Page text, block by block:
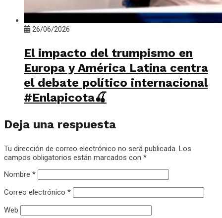
26/06/2026
El impacto del trumpismo en
Europa y América Latina centra
el debate político internacional
#Enlapicota🍒
Deja una respuesta
Tu dirección de correo electrónico no será publicada. Los
campos obligatorios están marcados con *
Nombre *
Correo electrónico *
Web